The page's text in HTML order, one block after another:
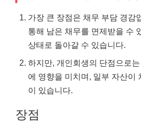
가장 큰 장점은 채무 부담 경감
통해 남은 채무를 면제받을 수
상태로 돌아갈 수 있습니다.
하지만, 개인회생의 단점으로
에 영향을 미치며, 일부 자산이
이 있습니다.
장점